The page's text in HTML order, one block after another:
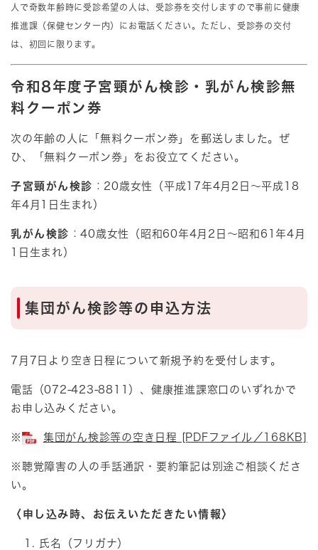
人で奇数年齢時に受診希望の人は、受診券を交付しますので事前に健康
推進課（保健センター内） にお電話ください。ただし、受診券の交付
は、初回に限ります。
令和8年度子宮頸がん検診・乳がん検診無
料クーポン券
次の年齢の人に「無料クーポン券」を郵送しました。ぜ
ひ、「無料クーポン券」をお役立てください。
子宮頸がん検診 ：20歳女性（平成17年4月2日～平成18
年4月1日生まれ）
乳がん検診 ：40歳女性（昭和60年4月2日～昭和61年4月
1日生まれ）​
集団がん検診等の申込方法
7月7日より空き日程について新規予約を受付します。
電話（072-423-8811）、健康推進課窓口のいずれかで
お申し込みください。
※ 集団がん検診等の空き日程 [PDFファイル／168KB]
※聴覚障害の人の手話通訳・要約筆記は別途ご相談くださ
い。
〈申し込み時、お伝えいただきたい情報〉
氏名（フリガナ）